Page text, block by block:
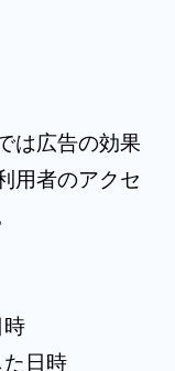
は広告の効果
用者のアクセ
時
日時